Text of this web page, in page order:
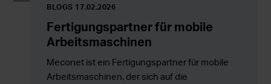
BLOGS 17.02.2026
Fertigungspartner für mobile
Arbeitsmaschinen
Meconet ist ein Fertigungspartner für mobile
Arbeitsmaschinen, der sich auf die